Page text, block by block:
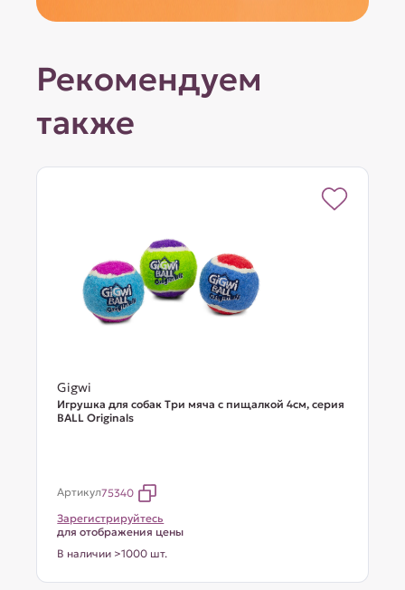
Рекомендуем
также
Gigwi
Игрушка для собак Три мяча с пищалкой 4см, серия
BALL Originals
Артикул75340
Зарегистрируйтесь
для отображения цены
В наличии >1000 шт.